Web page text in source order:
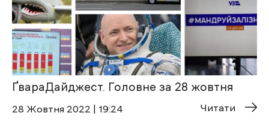
ҐвараДайджест. Головне за 28 жовтня
28 Жовтня 2022 | 19:24 Читати